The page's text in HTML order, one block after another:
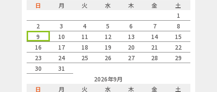
日
月 火 水 木 金
土
1
2
3 4 5 6 7
8
9
10 11 12 13 14
15
16
17 18 19 20 21
22
23
24 25 26 27 28
29
30
31
2026年9月
日
月 火 水 木 金 土